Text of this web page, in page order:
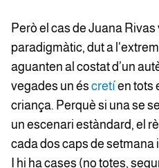
Però el cas de Juana
paradigmàtic, dut a
aguanten al costat d’un
vegades un és cretíen tots
criança. Perquè si una se
un escenari estàndard, el
cada dos caps de setmana
I hi ha cases (no totes,